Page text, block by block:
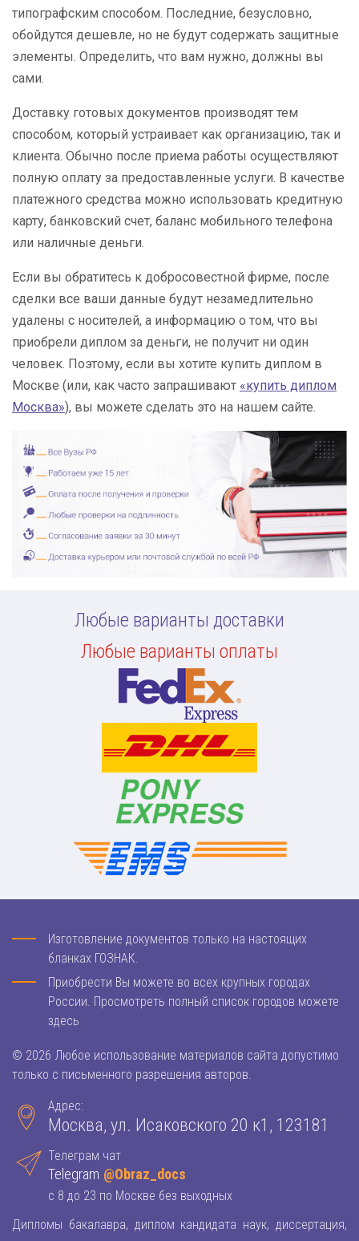
типографским способом. Последние, безусловно,
обойдутся дешевле, но не будут содержать защитные
элементы. Определить, что вам нужно, должны вы
сами.
Доставку готовых документов производят тем
способом, который устраивает как организацию, так и
клиента. Обычно после приема работы осуществляют
полную оплату за предоставленные услуги. В качестве
платежного средства можно использовать кредитную
карту, банковский счет, баланс мобильного телефона
или наличные деньги.
Если вы обратитесь к добросовестной фирме, после
сделки все ваши данные будут незамедлительно
удалены с носителей, а информацию о том, что вы
приобрели диплом за деньги, не получит ни один
человек. Поэтому, если вы хотите купить диплом в
Москве (или, как часто запрашивают «купить диплом
Москва»), вы можете сделать это на нашем сайте.
Любые варианты доставки
Любые варианты оплаты
Изготовление документов только на настоящих
бланках ГОЗНАК.
Приобрести Вы можете во всех крупных городах
России. Просмотреть полный список городов можете
здесь
© 2026 Любое использование материалов сайта допустимо
только с письменного разрешения авторов.
Адрес:
Москва, ул. Исаковского 20 к1, 123181
Телеграм чат
Telegram @Obraz_docs
с 8 до 23 по Москве без выходных
Дипломы бакалавра, диплом кандидата наук, диссертация,